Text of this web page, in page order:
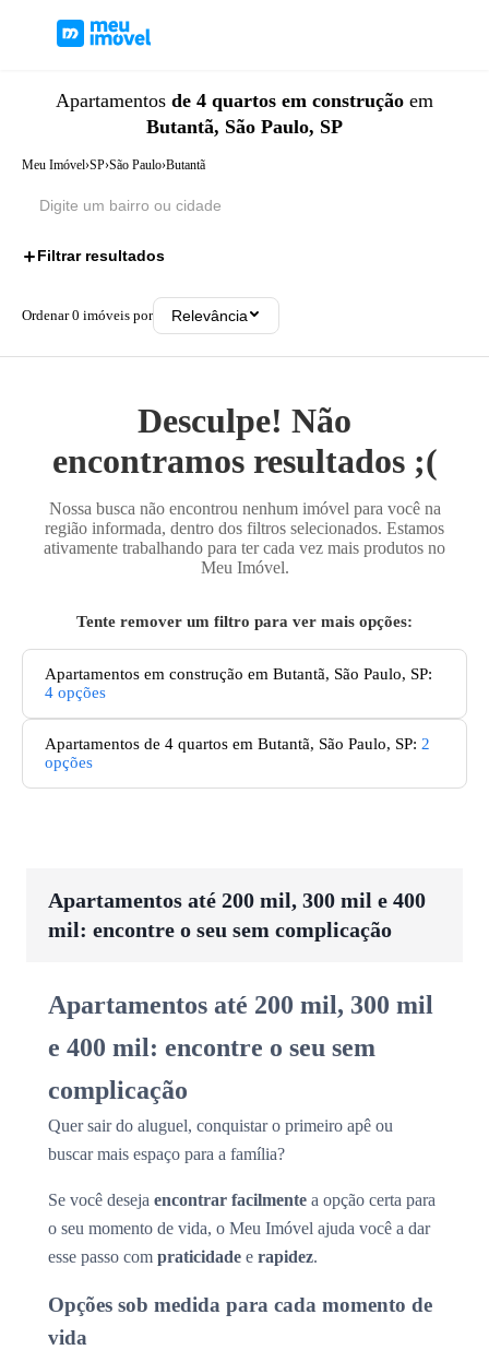
Apartamentos de 4 quartos em construção em
Butantã, São Paulo, SP
Meu Imóvel›SP›São Paulo›Butantã
Filtrar resultados
Ordenar0 imóveis por Relevância
Desculpe! Não
encontramos resultados ;(
Nossa busca não encontrou nenhum imóvel para você na
região informada, dentro dos filtros selecionados. Estamos
ativamente trabalhando para ter cada vez mais produtos no
Meu Imóvel.
Tente remover um filtro para ver mais opções:
Apartamentos em construção em Butantã, São Paulo, SP:
4 opções
Apartamentos de 4 quartos em Butantã, São Paulo, SP: 2
opções
Apartamentos até 200 mil, 300 mil e 400
mil: encontre o seu sem complicação
Apartamentos até 200 mil, 300 mil
e 400 mil: encontre o seu sem
complicação
Quer sair do aluguel, conquistar o primeiro apê ou
buscar mais espaço para a família?
Se você deseja encontrar facilmente a opção certa para
o seu momento de vida, o Meu Imóvel ajuda você a dar
esse passo com praticidade e rapidez.
Opções sob medida para cada momento de
vida